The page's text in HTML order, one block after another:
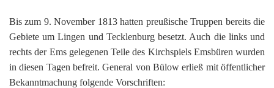
Bis zum 9. November 1813 hatten preußische Truppen bereits die
Gebiete um Lingen und Tecklenburg besetzt. Auch die links und
rechts der Ems gelegenen Teile des Kirchspiels Emsbüren wurden
in diesen Tagen befreit. General von Bülow erließ mit öffentlicher
Bekanntmachung folgende Vorschriften: